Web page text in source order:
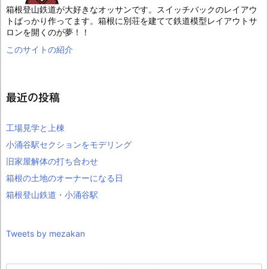
箱根登山鉄道が大好きなオッサンです。スイッチバックのレイアウ
トばっかり作ってます。箱根に別荘を建てて鉄道模型レイアウトサ
ロンを開くのが夢！！
このサイトの紹介
最近の投稿
工場見学と上棟
小涌谷駅セクションをモデリング
旧家屋解体の打ち合わせ
箱根の土地のオーナーになる日
箱根登山鉄道・小涌谷駅
Tweets by mezakan